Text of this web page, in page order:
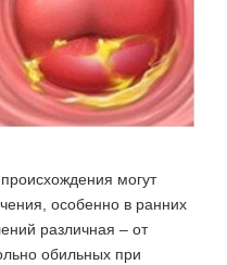
могут
особенно в ранних
различная – от
обильных при